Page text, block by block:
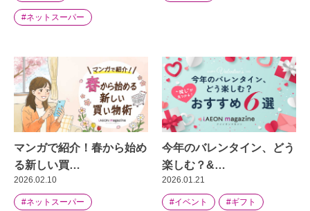
#ネットスーパー
マンガで紹介！春から始め
る新しい買…
2026.02.10
#ネットスーパー
今年のバレンタイン、どう
楽しむ？&…
2026.01.21
#イベント #ギフト